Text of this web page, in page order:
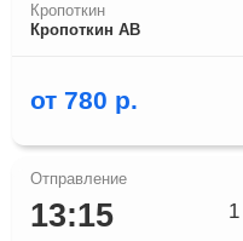
Кропоткин
Кропоткин АВ
от 780 р.
13:15 1